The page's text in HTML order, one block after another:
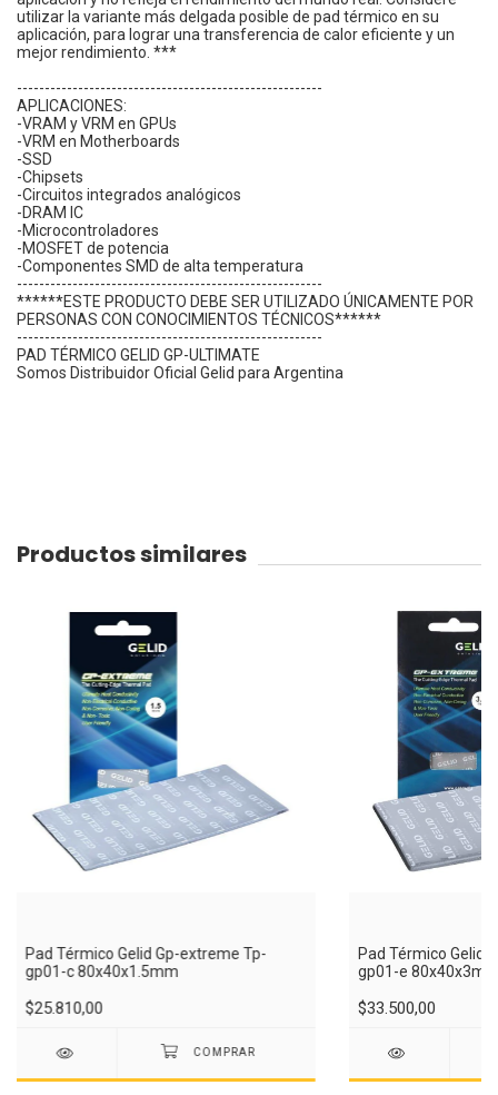
utilizar la variante más delgada posible de pad térmico en su
aplicación, para lograr una transferencia de calor eficiente y un
mejor rendimiento. ***
-------------------------------------------------------
APLICACIONES:
-VRAM y VRM en GPUs
-VRM en Motherboards
-SSD
-Chipsets
-Circuitos integrados analógicos
-DRAM IC
-Microcontroladores
-MOSFET de potencia
-Componentes SMD de alta temperatura
-------------------------------------------------------
******ESTE PRODUCTO DEBE SER UTILIZADO ÚNICAMENTE POR
PERSONAS CON CONOCIMIENTOS TÉCNICOS******
-------------------------------------------------------
PAD TÉRMICO GELID GP-ULTIMATE
Somos Distribuidor Oficial Gelid para Argentina
Productos similares
Pad Térmico Gelid Gp-extreme Tp-
gp01-c 80x40x1.5mm
$25.810,00
Pad Térmico Gelid
gp01-e
$33.500,00